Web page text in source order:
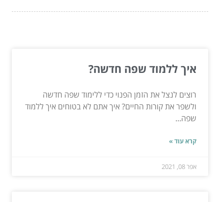
איך ללמוד שפה חדשה?
רוצים לנצל את הזמן הפנוי כדי ללימוד שפה חדשה
ולשפר את קורות החיים? איך אתם לא בטוחים איך ללמוד
שפה...
קרא עוד »
אפר 08, 2021